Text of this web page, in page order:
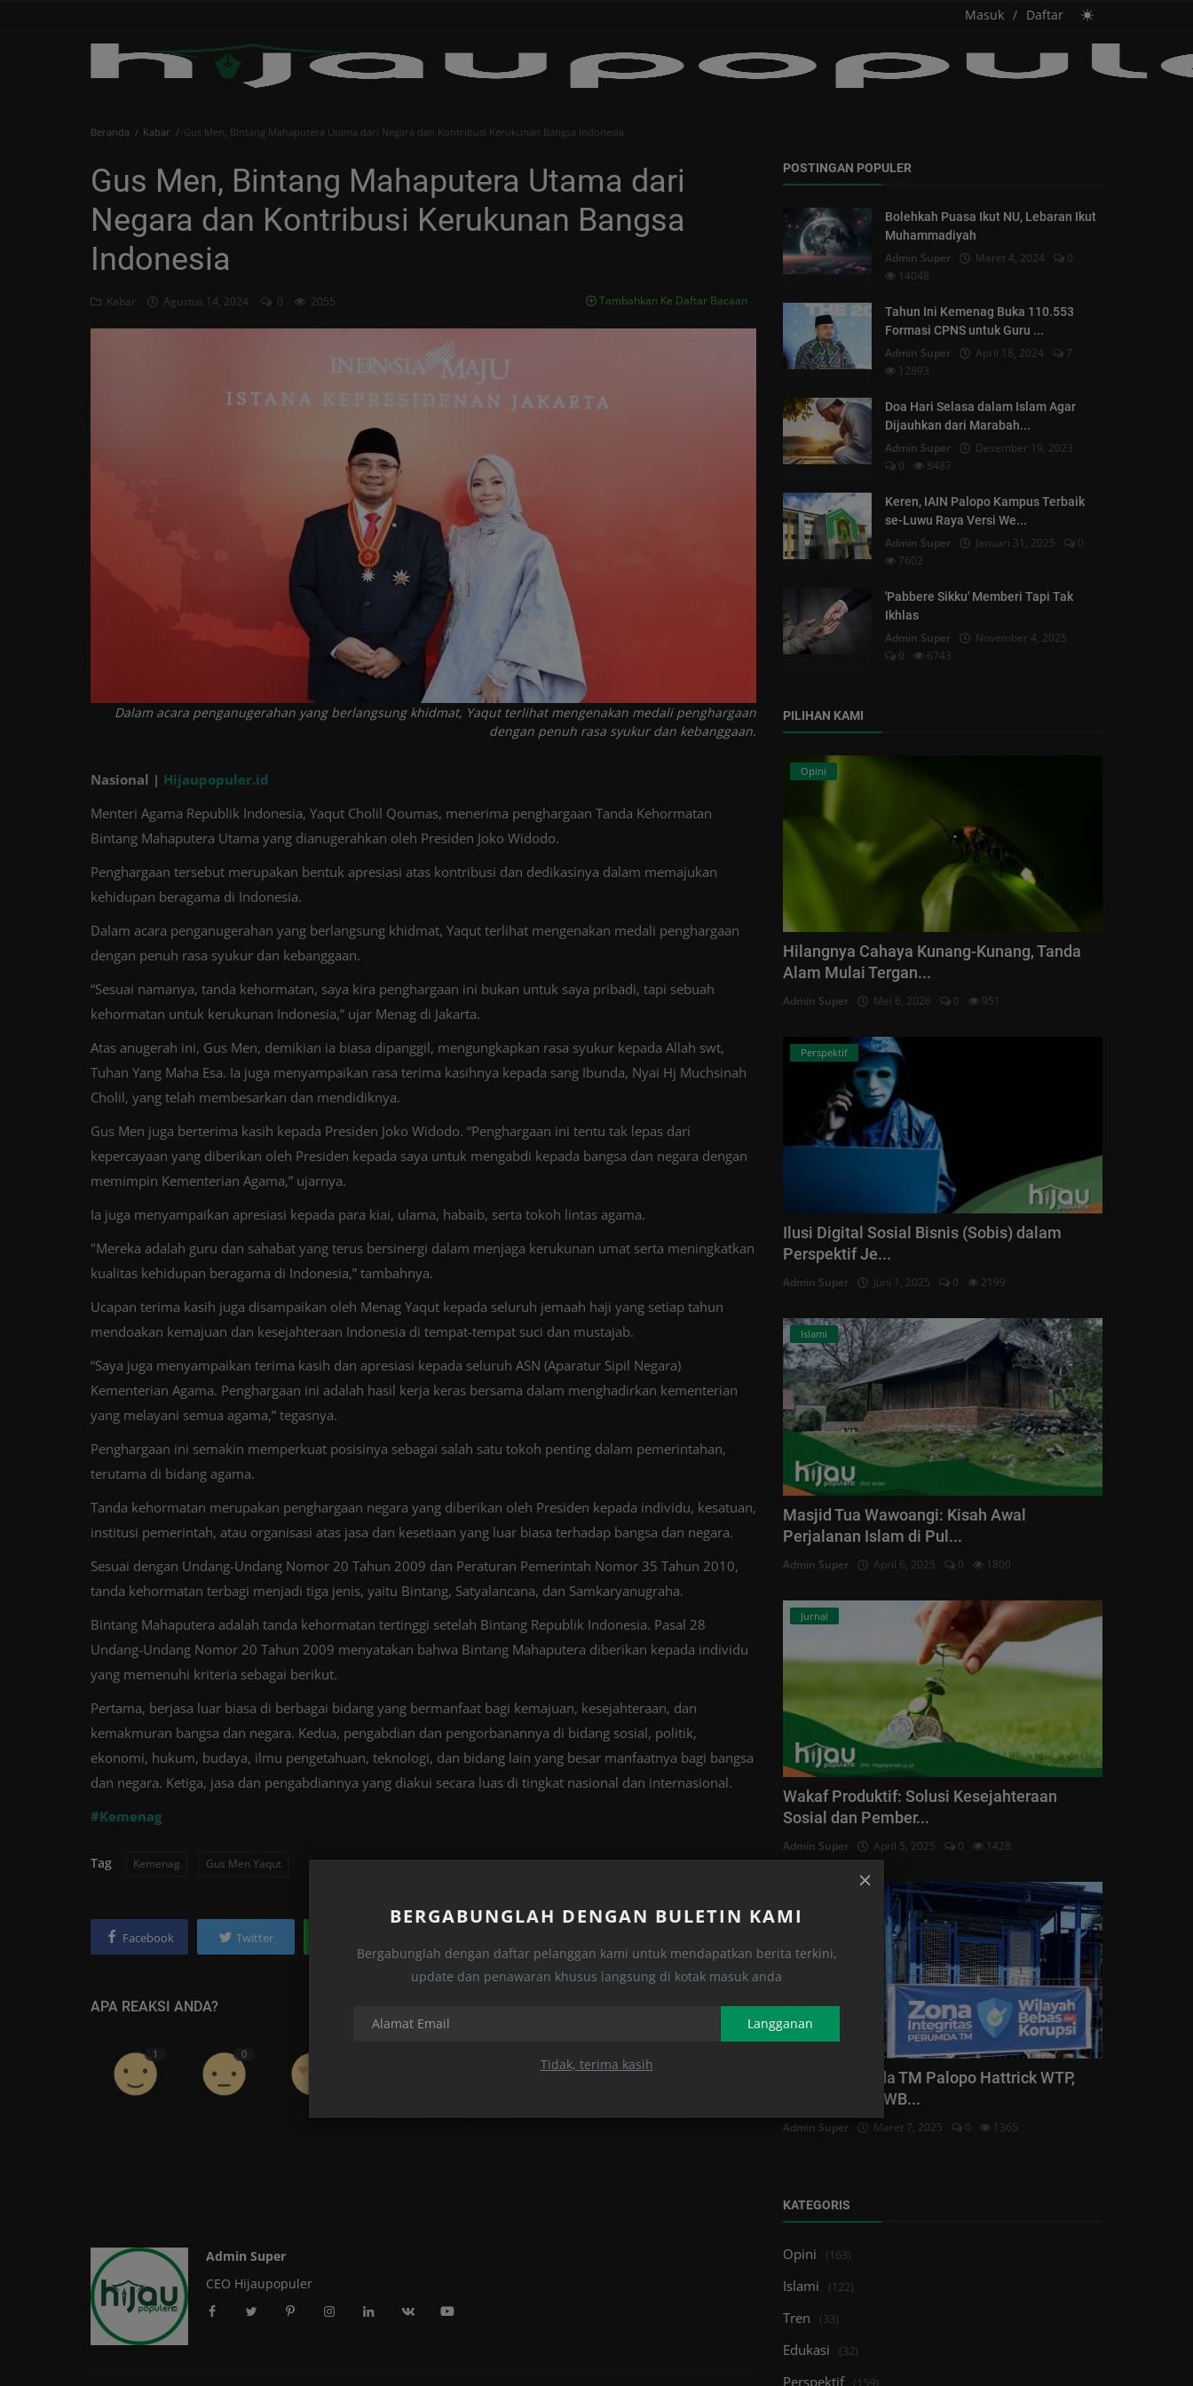
Masuk / Daftar
BERGABUNGLAH DENGAN BULETIN KAMI
Bergabunglah dengan daftar pelanggan kami untuk mendapatkan berita terkini,
update dan penawaran khusus langsung di kotak masuk anda
Langganan
Tidak, terima kasih
Beranda Kabar Gus Men, Bintang Mahaputera Utama dari Negara dan Kontribusi Kerukunan Bangsa Indonesia
Gus Men, Bintang Mahaputera Utama dari
Negara dan Kontribusi Kerukunan Bangsa
Indonesia
Kabar Agustus 14, 2024 0 2055 Tambahkan Ke Daftar Bacaan
Dalam acara penganugerahan yang berlangsung khidmat, Yaqut terlihat mengenakan medali penghargaan
dengan penuh rasa syukur dan kebanggaan.
Nasional | Hijaupopuler.id
Menteri Agama Republik Indonesia, Yaqut Cholil Qoumas, menerima penghargaan Tanda Kehormatan
Bintang Mahaputera Utama yang dianugerahkan oleh Presiden Joko Widodo.
Penghargaan tersebut merupakan bentuk apresiasi atas kontribusi dan dedikasinya dalam memajukan
kehidupan beragama di Indonesia.
Dalam acara penganugerahan yang berlangsung khidmat, Yaqut terlihat mengenakan medali penghargaan
dengan penuh rasa syukur dan kebanggaan.
“Sesuai namanya, tanda kehormatan, saya kira penghargaan ini bukan untuk saya pribadi, tapi sebuah
kehormatan untuk kerukunan Indonesia,” ujar Menag di Jakarta.
Atas anugerah ini, Gus Men, demikian ia biasa dipanggil, mengungkapkan rasa syukur kepada Allah swt,
Tuhan Yang Maha Esa. Ia juga menyampaikan rasa terima kasihnya kepada sang Ibunda, Nyai Hj Muchsinah
Cholil, yang telah membesarkan dan mendidiknya.
Gus Men juga berterima kasih kepada Presiden Joko Widodo. “Penghargaan ini tentu tak lepas dari
kepercayaan yang diberikan oleh Presiden kepada saya untuk mengabdi kepada bangsa dan negara dengan
memimpin Kementerian Agama,” ujarnya.
Ia juga menyampaikan apresiasi kepada para kiai, ulama, habaib, serta tokoh lintas agama.
"Mereka adalah guru dan sahabat yang terus bersinergi dalam menjaga kerukunan umat serta meningkatkan
kualitas kehidupan beragama di Indonesia,” tambahnya.
Ucapan terima kasih juga disampaikan oleh Menag Yaqut kepada seluruh jemaah haji yang setiap tahun
mendoakan kemajuan dan kesejahteraan Indonesia di tempat-tempat suci dan mustajab.
“Saya juga menyampaikan terima kasih dan apresiasi kepada seluruh ASN (Aparatur Sipil Negara)
Kementerian Agama. Penghargaan ini adalah hasil kerja keras bersama dalam menghadirkan kementerian
yang melayani semua agama,” tegasnya.
Penghargaan ini semakin memperkuat posisinya sebagai salah satu tokoh penting dalam pemerintahan,
terutama di bidang agama.
Tanda kehormatan merupakan penghargaan negara yang diberikan oleh Presiden kepada individu, kesatuan,
institusi pemerintah, atau organisasi atas jasa dan kesetiaan yang luar biasa terhadap bangsa dan negara.
Sesuai dengan Undang-Undang Nomor 20 Tahun 2009 dan Peraturan Pemerintah Nomor 35 Tahun 2010,
tanda kehormatan terbagi menjadi tiga jenis, yaitu Bintang, Satyalancana, dan Samkaryanugraha.
Bintang Mahaputera adalah tanda kehormatan tertinggi setelah Bintang Republik Indonesia. Pasal 28
Undang-Undang Nomor 20 Tahun 2009 menyatakan bahwa Bintang Mahaputera diberikan kepada individu
yang memenuhi kriteria sebagai berikut.
Pertama, berjasa luar biasa di berbagai bidang yang bermanfaat bagi kemajuan, kesejahteraan, dan
kemakmuran bangsa dan negara. Kedua, pengabdian dan pengorbanannya di bidang sosial, politik,
ekonomi, hukum, budaya, ilmu pengetahuan, teknologi, dan bidang lain yang besar manfaatnya bagi bangsa
dan negara. Ketiga, jasa dan pengabdiannya yang diakui secara luas di tingkat nasional dan internasional.
#Kemenag
Tag Kemenag Gus Men Yaqut
Facebook Twitter
APA REAKSI ANDA?
1 0
Suka Lucu Marah Sedih Wow
Admin Super
CEO Hijaupopuler
POSTINGAN POPULER
Bolehkah Puasa Ikut NU, Lebaran Ikut
Muhammadiyah
Admin Super Maret 4, 2024
0
14048
Tahun Ini Kemenag Buka 110.553
Formasi CPNS untuk Guru ...
Admin Super April 18, 2024
7
12893
Doa Hari Selasa dalam Islam Agar
Dijauhkan dari Marabah...
Admin Super
Desember 19, 2023
0
8487
Keren, IAIN Palopo Kampus Terbaik
se-Luwu Raya Versi We...
Admin Super Januari 31, 2025
0
7602
'Pabbere Sikku' Memberi Tapi Tak
Ikhlas
Admin Super
November 4, 2025
0
6743
PILIHAN KAMI
Opini
Hilangnya Cahaya Kunang-Kunang, Tanda
Alam Mulai Tergan...
Admin Super Mei 6, 2026 0 951
Perspektif
Ilusi Digital Sosial Bisnis (Sobis) dalam
Perspektif Je...
Admin Super Juni 1, 2025 0 2199
Islami
Masjid Tua Wawoangi: Kisah Awal
Perjalanan Islam di Pul...
Admin Super April 6, 2025 0 1800
Jurnal
Wakaf Produktif: Solusi Kesejahteraan
Sosial dan Pember...
Admin Super April 5, 2025 0 1428
Gacor, Perumda TM Palopo Hattrick WTP,
Kini Terapkan WB...
Admin Super Maret 7, 2025 0 1365
KATEGORIS
Opini (163)
Islami (122)
Tren (33)
Edukasi (32)
Perspektif (159)